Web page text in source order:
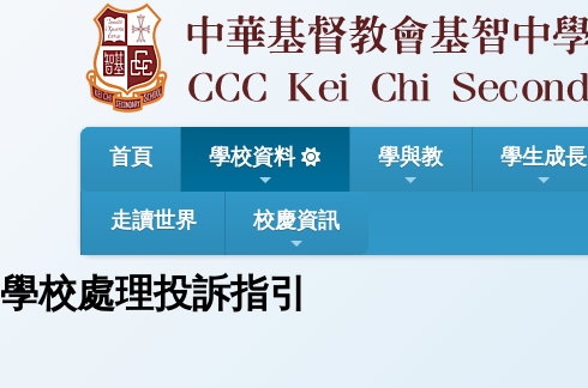
首頁 學校資料 學與教 學生成長
走讀世界 校慶資訊
學校處理投訴指引